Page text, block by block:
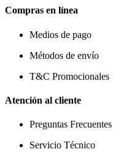
Compras en línea
Medios de pago
Métodos de envío
T&C Promocionales
Atención al cliente
Preguntas Frecuentes
Servicio Técnico